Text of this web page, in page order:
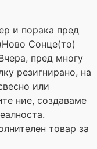
и порака пред
Сонце(то)
пред многу
резигнирано, на
или
ние, создаваме
товар за